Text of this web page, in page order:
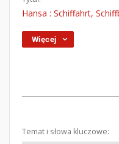
Hansa : Schiffahrt,
Więcej
Temat i słowa kluczowe: